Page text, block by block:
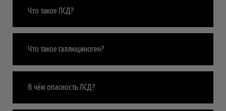
Что такое ЛСД?
Что такое галлюциноген?
В чём опасность ЛСД?